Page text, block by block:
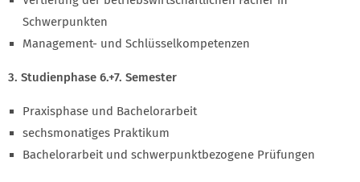
Schwerpunkten
Management- und Schlüsselkompetenzen
3. Studienphase 6.+7. Semester
Praxisphase und Bachelorarbeit
sechsmonatiges Praktikum
Bachelorarbeit und schwerpunktbezogene Prüfungen